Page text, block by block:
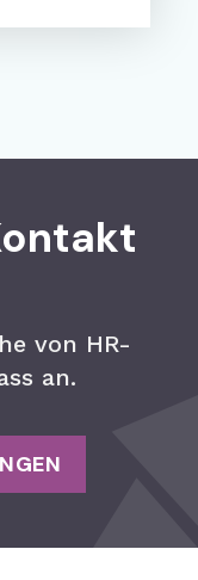
von HR-
an.